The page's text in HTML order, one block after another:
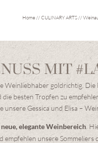
Home//CULINARY ARTS//
MIT
Weinliebhaber goldrichtig. Die
die besten Tropfen zu
unsere Gessica und Elisa –
neue, elegante Weinbereich .
empfehlen unsere Sommeliers